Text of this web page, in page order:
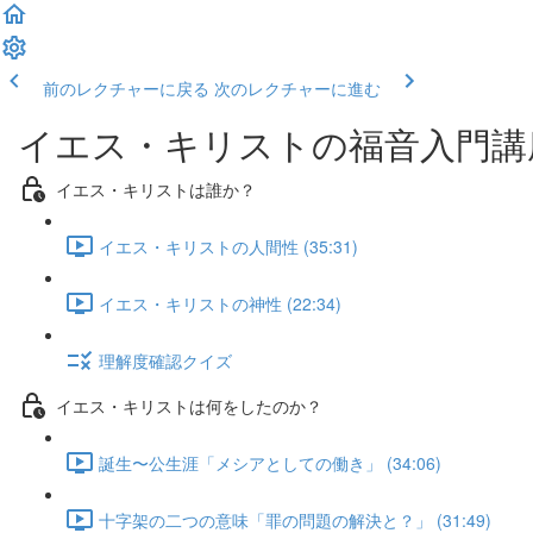
前のレクチャーに戻る 次のレクチャーに進む
イエス・キリストの福音入門
イエス・キリストは誰か？
イエス・キリストの人間性 (35:31)
イエス・キリストの神性 (22:34)
理解度確認クイズ
イエス・キリストは何をしたのか？
誕生〜公生涯「メシアとしての働き」 (34:06)
十字架の二つの意味「罪の問題の解決と？」 (31:49)